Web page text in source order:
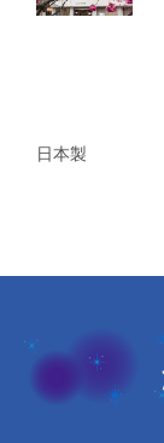
日本製